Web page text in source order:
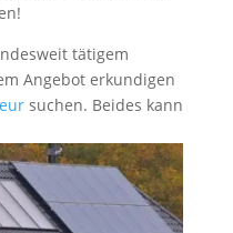
tätigem
Angebot erkundigen
suchen. Beides kann